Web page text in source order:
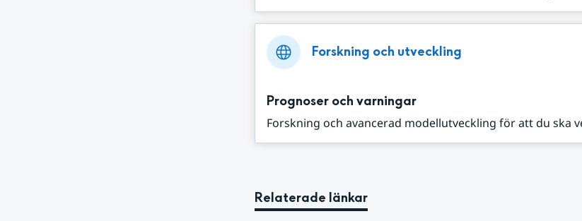
Forskning och utveckling
Prognoser och varningar
Forskning och avancerad modellutveckling för att du ska
Relaterade länkar